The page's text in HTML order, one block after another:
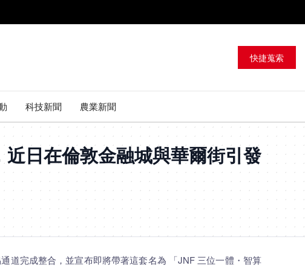
快捷蒐索
科技新聞 農業新聞
日在倫敦金融城與華爾街引發
道完成整合，並宣布即將帶著這套名為 「JNF 三位一體・智算